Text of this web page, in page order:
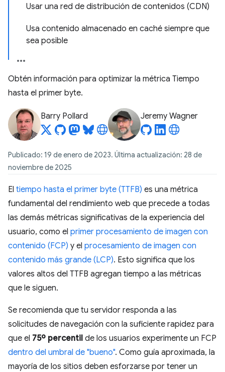
Usar una red de distribución de contenidos (CDN)
Usa contenido almacenado en caché siempre que
sea posible
Obtén información para optimizar la métrica Tiempo
hasta el primer byte.
Barry Pollard Jeremy Wagner
Publicado: 19 de enero de 2023. Última actualización: 28 de
noviembre de 2025
El tiempo hasta el primer byte (TTFB) es una métrica
fundamental del rendimiento web que precede a todas
las demás métricas significativas de la experiencia del
usuario, como el primer procesamiento de imagen con
contenido (FCP) y el procesamiento de imagen con
contenido más grande (LCP). Esto significa que los
valores altos del TTFB agregan tiempo a las métricas
que le siguen.
Se recomienda que tu servidor responda a las
solicitudes de navegación con la suficiente rapidez para
que el 75º percentil de los usuarios experimente un FCP
dentro del umbral de "bueno". Como guía aproximada, la
mayoría de los sitios deben esforzarse por tener un